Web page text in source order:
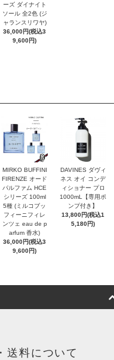
ーズ ダイナイト
ソール 全2色 (ジ
ャランスリワヤ)
36,000円(税込3
9,600円)
MIRKO BUFFINI
FIRENZE オード
パルファム HCE
シリーズ 100ml
5種 (ミルコブッ
フィーニフィレ
ンツェ eau de p
arfum 香水)
36,000円(税込3
9,600円)
DAVINES ダヴィ
ネス オイ コンデ
ィショナー プロ
1000mL【専用ポ
ンプ付き】
13,800円(税込1
5,180円)
送料について